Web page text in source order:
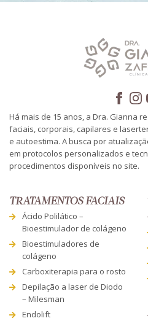
Há mais de 15 anos, a Dra. Gianna
faciais, corporais, capilares e
e autoestima. A busca por
em protocolos personalizados e
procedimentos disponíveis no site.
TRATAMENTOS FACIAIS
Ácido Polilático –
Bioestimulador de colágeno
Bioestimuladores de
colágeno
Carboxiterapia para o rosto
Depilação a laser de Diodo
– Milesman
Endolift